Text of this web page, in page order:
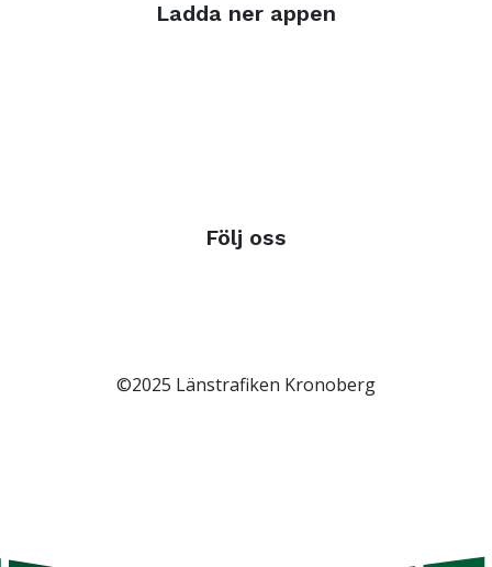
Ladda ner appen
Följ oss
©2025 Länstrafiken Kronoberg